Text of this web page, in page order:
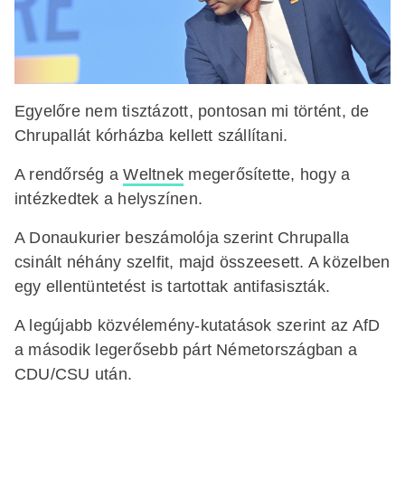
Egyelőre nem tisztázott, pontosan mi történt, de
Chrupallát kórházba kellett szállítani.
A rendőrség aWeltnek megerősítette, hogy a
intézkedtek a helyszínen.
A Donaukurier beszámolója szerint Chrupalla
csinált néhány szelfit, majd összeesett. A közelben
egy ellentüntetést is tartottak antifasiszták.
A legújabb közvélemény-kutatások szerint az AfD
a második legerősebb párt Németországban a
CDU/CSU után.